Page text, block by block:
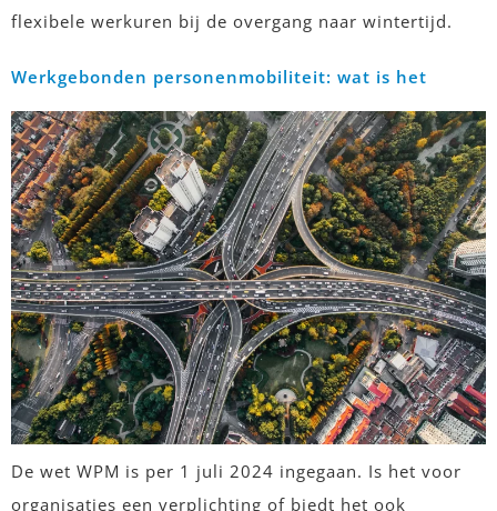
flexibele werkuren bij de overgang naar wintertijd.
Werkgebonden personenmobiliteit: wat is het
De wet WPM is per 1 juli 2024 ingegaan. Is het voor
organisaties een verplichting of biedt het ook